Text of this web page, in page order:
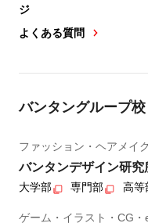
ジ
よくある質問
バンタングループ校
ファッション・ヘアメイ
バンタンデザイン研究
大学部 専門部 高等
ゲーム・イラスト・CG・